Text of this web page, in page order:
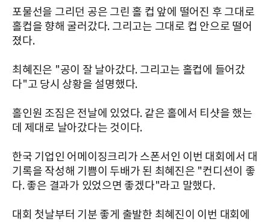
포물선을 그리던 공은 그린 홀 컵 앞에 떨어진 후 그대로
홀컵을 향해 굴러갔다. 그리고는 그대로 컵 안으로 떨어
졌다.
최혜진은 "공이 잘 날아갔다. 그리고는 홀컵에 들어갔
다"고 당시 상황을 설명했다.
홀인원 조짐은 전날에 있었다. 같은 홀에서 티샷을 했는
데 제대로 날아갔다는 것이다.
한국 기업인 어메이징크리가 스폰서인 이번 대회에서 대
기록을 작성해 기쁨이 두배가 된 최혜진은 "컨디션이 좋
다. 좋은 결과가 있었으면 좋겠다"라고 말했다.
대회 첫날부터 기분 좋게 출발한 최혜진이 이번 대회에